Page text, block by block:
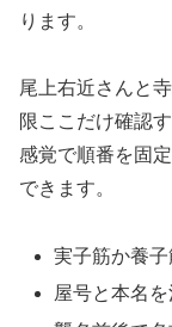
ります。
尾上右近さんと
限ここだけ確認
感覚で順番を固
できます。
実子筋か養
屋号と本名